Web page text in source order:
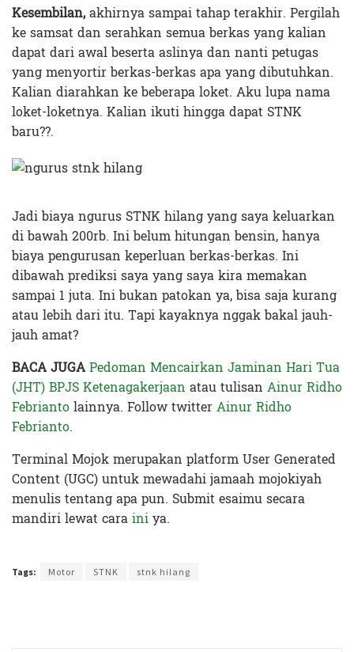
Kesembilan,akhirnya sampai tahap terakhir. Pergilah
ke samsat dan serahkan semua berkas yang kalian
dapat dari awal beserta aslinya dan nanti petugas
yang menyortir berkas-berkas apa yang dibutuhkan.
Kalian diarahkan ke beberapa loket. Aku lupa nama
loket-loketnya. Kalian ikuti hingga dapat STNK
baru??.
Jadi biaya ngurus STNK hilang yang saya keluarkan
di bawah 200rb. Ini belum hitungan bensin, hanya
biaya pengurusan keperluan berkas-berkas. Ini
dibawah prediksi saya yang saya kira memakan
sampai 1 juta. Ini bukan patokan ya, bisa saja kurang
atau lebih dari itu. Tapi kayaknya nggak bakal jauh-
jauh amat?
BACA JUGAPedoman Mencairkan Jaminan Hari Tua
(JHT) BPJS Ketenagakerjaan atau tulisan Ainur Ridho
Febriantolainnya. Follow twitterAinur Ridho
Febrianto.
Terminal Mojok merupakan platform User Generated
Content (UGC) untuk mewadahi jamaah mojokiyah
menulis tentang apa pun. Submit esaimu secara
mandiri lewat carainiya.
Tags: Motor STNK stnk hilang